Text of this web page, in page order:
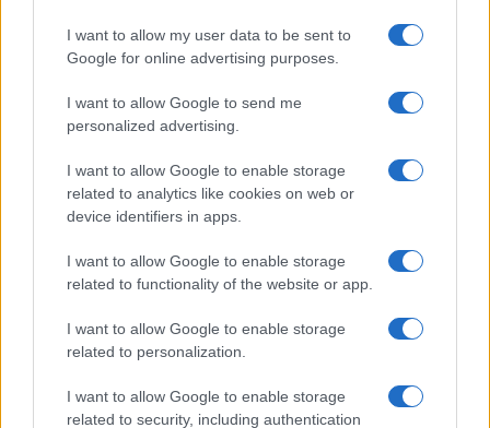
I want to allow my user data to be sent to
Google for online advertising purposes.
I want to allow Google to send me
personalized advertising.
I want to allow Google to enable storage
related to analytics like cookies on web or
device identifiers in apps.
I want to allow Google to enable storage
related to functionality of the website or app.
I want to allow Google to enable storage
related to personalization.
I want to allow Google to enable storage
related to security, including authentication
Medidas, iluminación y almacenamiento para una isla
Lucía Fernández · 3 Ago 2026